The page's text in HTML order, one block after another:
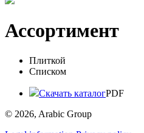
Ассортимент
Плиткой
Списком
Скачать каталогPDF
© 2026, Arabic Group